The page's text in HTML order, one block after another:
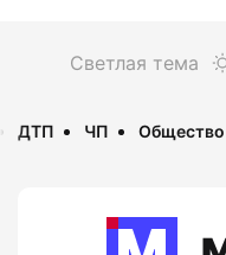
ДТП ЧП Общество